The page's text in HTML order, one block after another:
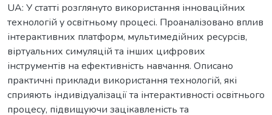
UA: У статті розглянуто використання інноваційних
технологій у освітньому процесі. Проаналізовано вплив
інтерактивних платформ, мультимедійних ресурсів,
віртуальних симуляцій та інших цифрових
інструментів на ефективність навчання. Описано
практичні приклади використання технологій, які
сприяють індивідуалізації та інтерактивності освітнього
процесу, підвищуючи зацікавленість та